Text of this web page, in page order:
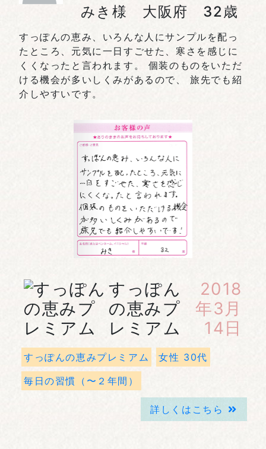
みき様 大阪府 32歳
すっぽんの恵み、いろんな人にサンプルを配っ
たところ、元気に一日すごせた、寒さを感じに
くくなったと言われます。 個装のものをいただ
ける機会が多いしくみがあるので、 旅先でも紹
介しやすいです。
すっぽん
の恵みプ
レミアム
2018
年3月
14日
すっぽんの恵みプレミアム
女性 30代
毎日の習慣（〜２年間）
詳しくはこちら